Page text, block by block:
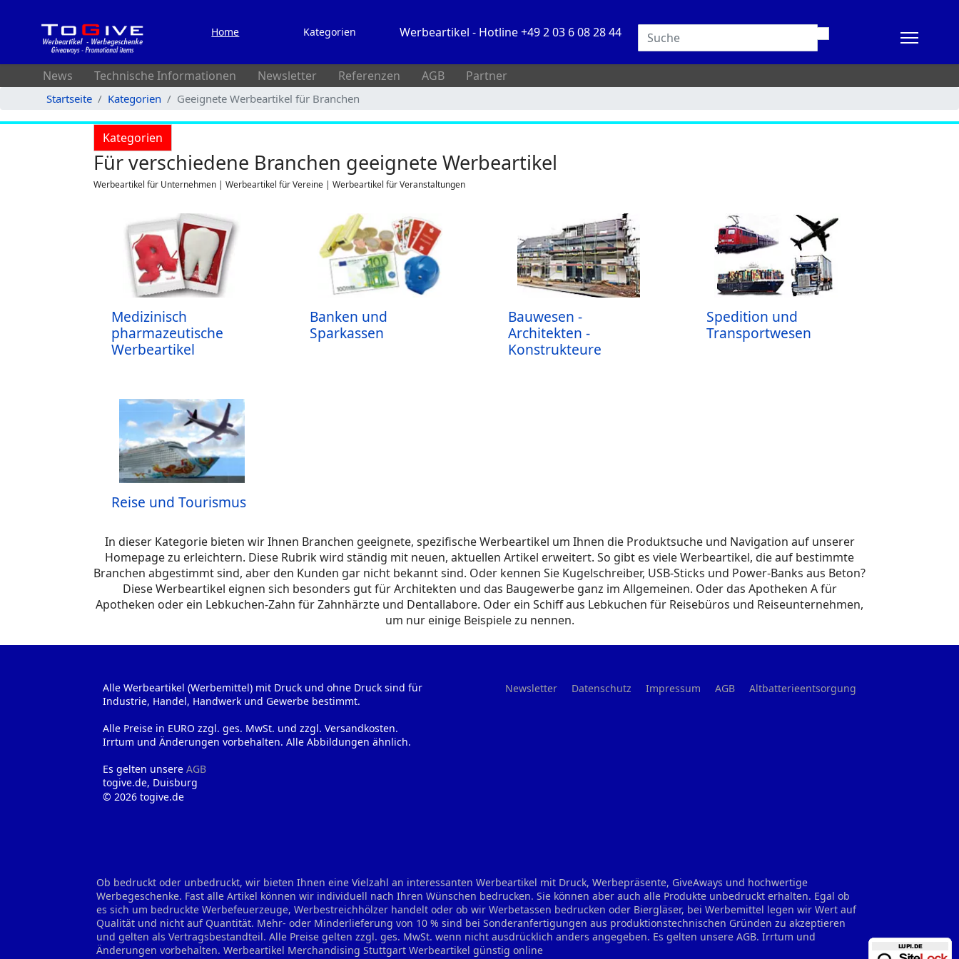
Home Kategorien Werbeartikel - Hotline +49 2 03 6 08 28 44
News Technische Informationen Newsletter Referenzen AGB Partner
Startseite Kategorien Geeignete Werbeartikel für Branchen
Kategorien
Für verschiedene Branchen geeignete Werbeartikel
Werbeartikel für Unternehmen | Werbeartikel für Vereine | Werbeartikel für Veranstaltungen
Medizinisch
pharmazeutische
Werbeartikel
Banken und
Sparkassen
Bauwesen -
Architekten -
Konstrukteure
Spedition und
Transportwesen
Reise und Tourismus
In dieser Kategorie bieten wir Ihnen Branchen geeignete, spezifische Werbeartikel um Ihnen die Produktsuche und Navigation auf unserer
Homepage zu erleichtern. Diese Rubrik wird ständig mit neuen, aktuellen Artikel erweitert. So gibt es viele Werbeartikel, die auf bestimmte
Branchen abgestimmt sind, aber den Kunden gar nicht bekannt sind. Oder kennen Sie Kugelschreiber, USB-Sticks und Power-Banks aus Beton?
Diese Werbeartikel eignen sich besonders gut für Architekten und das Baugewerbe ganz im Allgemeinen. Oder das Apotheken A für
Apotheken oder ein Lebkuchen-Zahn für Zahnhärzte und Dentallabore. Oder ein Schiff aus Lebkuchen für Reisebüros und Reiseunternehmen,
um nur einige Beispiele zu nennen.
Alle Werbeartikel (Werbemittel) mit Druck und ohne Druck sind für
Industrie, Handel, Handwerk und Gewerbe bestimmt.
Alle Preise in EURO zzgl. ges. MwSt. und zzgl. Versandkosten.
Irrtum und Änderungen vorbehalten. Alle Abbildungen ähnlich.
Es gelten unsere AGB
togive.de, Duisburg
© 2026 togive.de
Newsletter Datenschutz Impressum AGB Altbatterieentsorgung
Ob bedruckt oder unbedruckt, wir bieten Ihnen eine Vielzahl an interessanten Werbeartikel mit Druck, Werbepräsente, GiveAways und hochwertige
Werbegeschenke. Fast alle Artikel können wir individuell nach Ihren Wünschen bedrucken. Sie können aber auch alle Produkte unbedruckt erhalten. Egal ob
es sich um bedruckte Werbefeuerzeuge, Werbestreichhölzer handelt oder ob wir Werbetassen bedrucken oder Biergläser, bei Werbemittel legen wir Wert auf
Qualität und nicht auf Quantität. Mehr- oder Minderlieferung von 10 % sind bei Sonderanfertigungen aus produktionstechnischen Gründen zu akzeptieren
und gelten als Vertragsbestandteil. Alle Preise gelten zzgl. ges. MwSt. wenn nicht ausdrücklich anders angegeben. Es gelten unsere AGB. Irrtum und
Änderungen vorbehalten. Werbeartikel Merchandising Stuttgart Werbeartikel günstig online